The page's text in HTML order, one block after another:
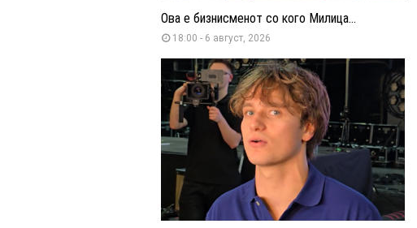
Ова е бизнисменот со кого Милица...
18:00 - 6 август, 2026